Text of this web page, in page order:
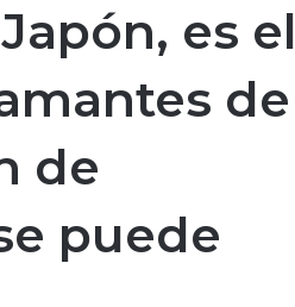
es el
de
de
puede